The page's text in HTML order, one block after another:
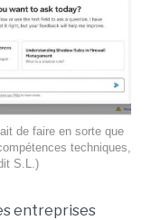
de faire en sorte que
techniques,
S.L.)
entreprises